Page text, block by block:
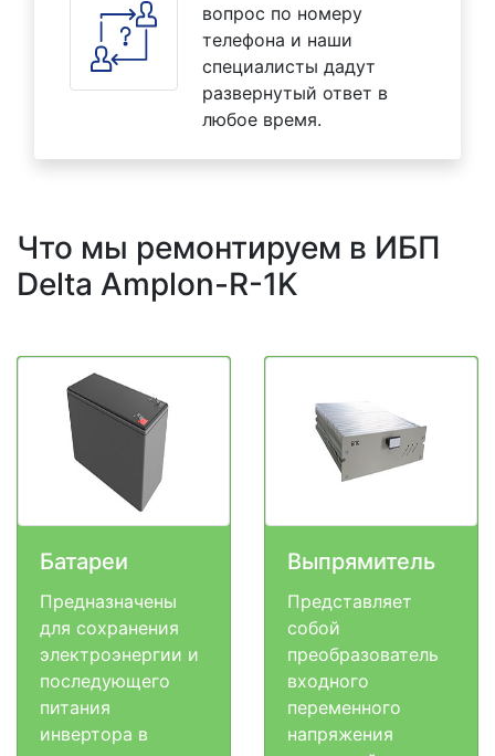
вопрос по номеру
телефона и наши
специалисты дадут
развернутый ответ в
любое время.
Что мы ремонтируем в ИБП
Delta Amplon-R-1K
Батареи
Предназначены
для сохранения
электроэнергии и
последующего
питания
инвертора в
Выпрямитель
Представляет
собой
преобразователь
входного
переменного
напряжения